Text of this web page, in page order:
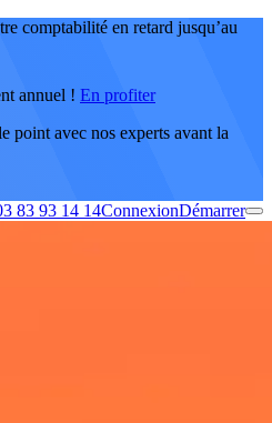
comptabilité en retard jusqu’au
annuel ! En profiter
point avec nos experts avant la
83 93 14 14ConnexionDémarrer